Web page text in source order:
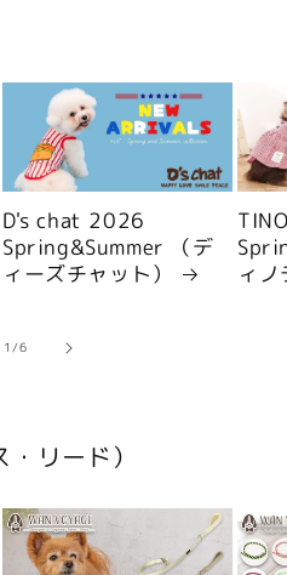
D's chat 2026
Spring&Summer （デ
ィーズチャット）
ィ
1/の
6
リード）